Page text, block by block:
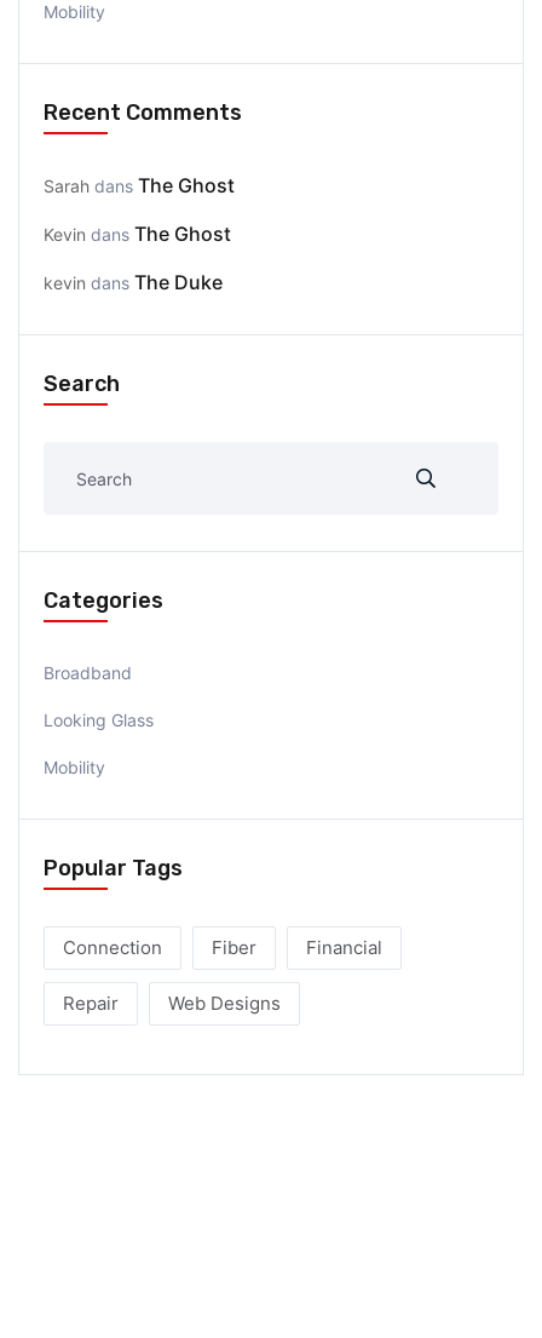
Mobility
Recent Comments
Sarah dans The Ghost
Kevin dans The Ghost
kevin dans The Duke
Search
Categories
Broadband
Looking Glass
Mobility
Popular Tags
Connection Fiber Financial
Repair Web Designs